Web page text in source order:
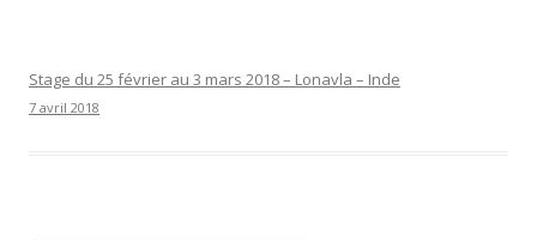
Stage du 25 février au 3 mars 2018 – Lonavla – Inde
7 avril 2018